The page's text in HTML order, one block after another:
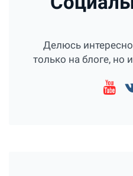
Делюсь
только на блоге, но